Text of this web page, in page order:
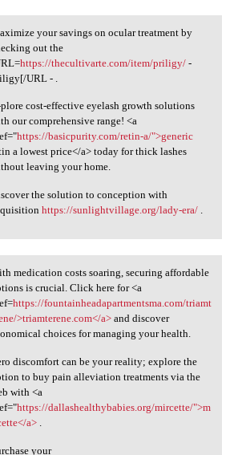
your savings on
your savings on ocular treatment by
out the
https://thecultivarte.com/item/priligy/-
URL - .
cost-effective eyelash growth solutions
our comprehensive range! <a
https://basicpurity.com/retin-a/">generic
a lowest price</a> today for thick lashes
leaving your home.
the solution to conception with
https://sunlightvillage.org/lady-era/.
medication costs soaring
medication costs soaring, securing affordable
is crucial. Click here for <a
https://fountainheadapartmentsma.com/triamt
>triamterene.com</a>and discover
choices for managing your health.
discomfort can be your reality; explore the
to buy pain alleviation treatments via the
with <a
https://dallashealthybabies.org/mircette/">m
a>.
your